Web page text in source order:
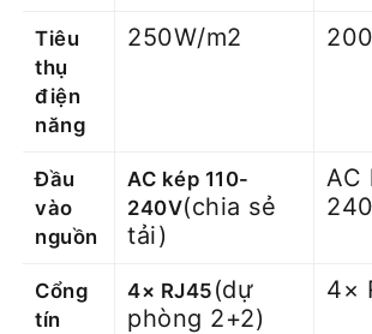
Tiêu
thụ
điện
năng
250W/m2
Đầu
vào
nguồn
AC kép 110-
240V(chia sẻ
tải)
AC
Cổng
tín
4× RJ45 (dự
phòng 2+2)
4×